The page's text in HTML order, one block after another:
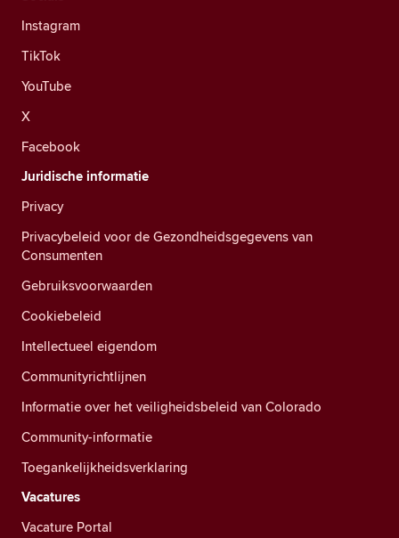
Instagram
TikTok
YouTube
X
Facebook
Juridische informatie
Privacy
Privacybeleid voor de Gezondheidsgegevens van
Consumenten
Gebruiksvoorwaarden
Cookiebeleid
Intellectueel eigendom
Communityrichtlijnen
Informatie over het veiligheidsbeleid van Colorado
Community-informatie
Toegankelijkheidsverklaring
Vacatures
Vacature Portal